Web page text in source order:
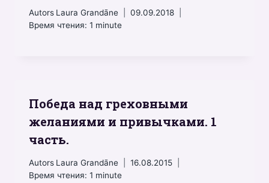
Autors Laura Grandāne
09.09.2018
Время чтения: 1 minute
Победа над греховными
желаниями и привычками. 1
часть.
Autors Laura Grandāne
16.08.2015
Время чтения: 1 minute